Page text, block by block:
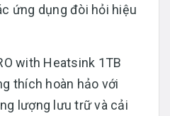
ứng dụng đòi hỏi hiệu
with Heatsink 1TB
thích hoàn hảo với
lượng lưu trữ và cải